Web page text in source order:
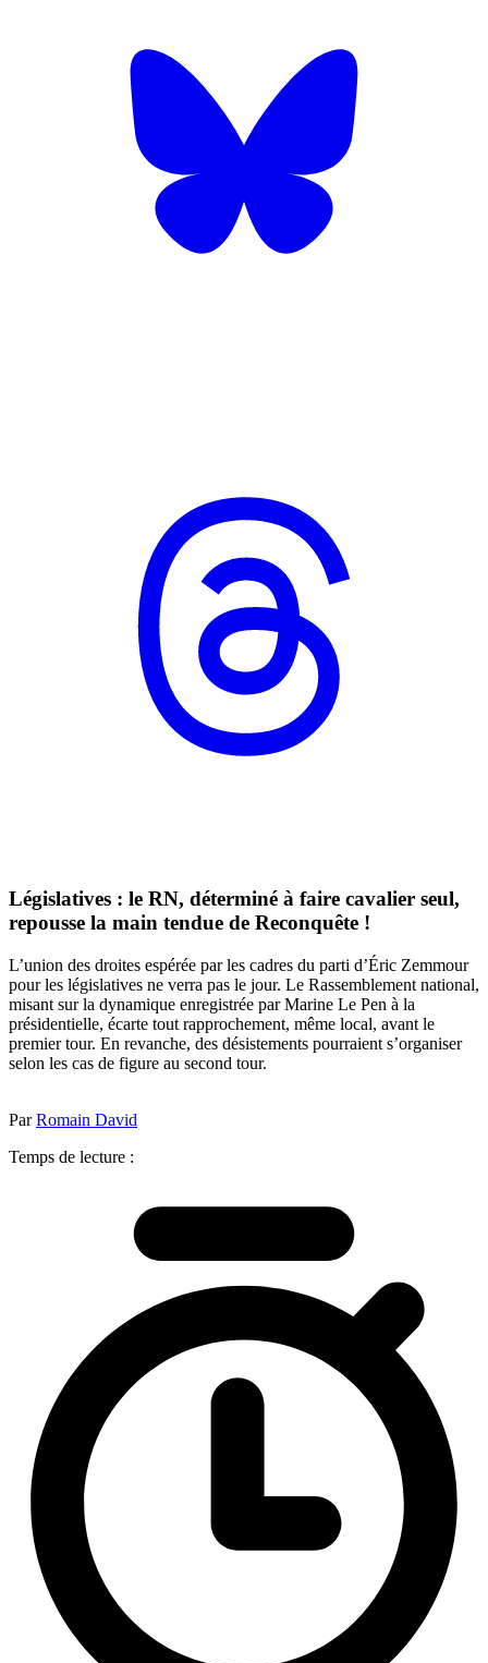
Législatives : le RN, déterminé à faire cavalier seul,
repousse la main tendue de Reconquête !
L’union des droites espérée par les cadres du parti d’Éric Zemmour
pour les législatives ne verra pas le jour. Le Rassemblement national,
misant sur la dynamique enregistrée par Marine Le Pen à la
présidentielle, écarte tout rapprochement, même local, avant le
premier tour. En revanche, des désistements pourraient s’organiser
selon les cas de figure au second tour.
ParRomain David
Temps de lecture :